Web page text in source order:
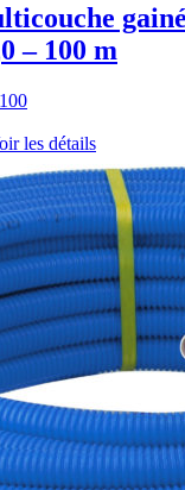
– 100 m
les détails